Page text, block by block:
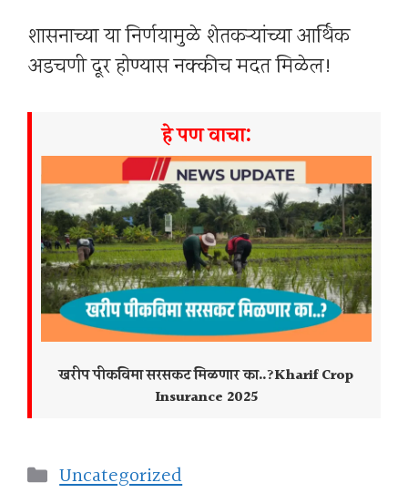
शासनाच्या या निर्णयामुळे शेतकऱ्यांच्या आर्थिक
अडचणी दूर होण्यास नक्कीच मदत मिळेल!
हे पण वाचा:
खरीप पीकविमा सरसकट मिळणार का..?Kharif Crop
Insurance 2025
Categories
Uncategorized